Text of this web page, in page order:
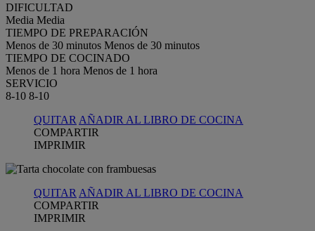
DIFICULTAD
Media Media
TIEMPO DE PREPARACIÓN
Menos de 30 minutos Menos de 30 minutos
TIEMPO DE COCINADO
Menos de 1 hora Menos de 1 hora
SERVICIO
8-10 8-10
QUITAR AÑADIR AL LIBRO DE COCINA
COMPARTIR
IMPRIMIR
QUITAR AÑADIR AL LIBRO DE COCINA
COMPARTIR
IMPRIMIR